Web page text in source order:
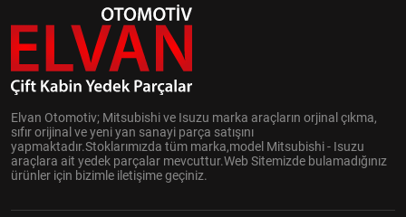
Elvan Otomotiv; Mitsubishi ve Isuzu marka araçların orjinal çıkma,
sıfır orijinal ve yeni yan sanayi parça satışını
yapmaktadır.Stoklarımızda tüm marka,model Mitsubishi - Isuzu
araçlara ait yedek parçalar mevcuttur.Web Sitemizde bulamadığınız
ürünler için bizimle iletişime geçiniz.